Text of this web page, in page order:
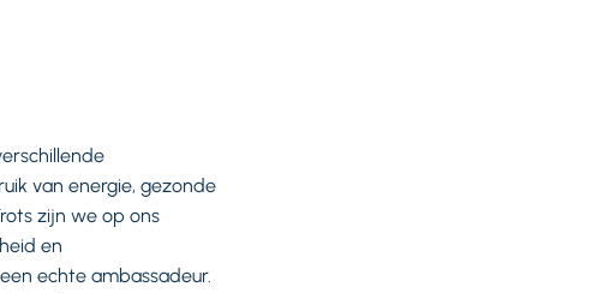
van energie, gezonde
zijn we op ons
en
echte ambassadeur.